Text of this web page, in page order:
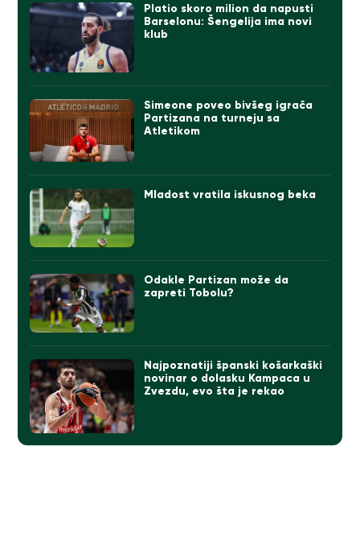
Platio skoro milion da napusti
Barselonu: Šengelija ima novi
klub
Simeone poveo bivšeg igrača
Partizana na turneju sa
Atletikom
Mladost vratila iskusnog beka
Odakle Partizan može da
zapreti Tobolu?
Najpoznatiji španski košarkaški
novinar o dolasku Kampaca u
Zvezdu, evo šta je rekao